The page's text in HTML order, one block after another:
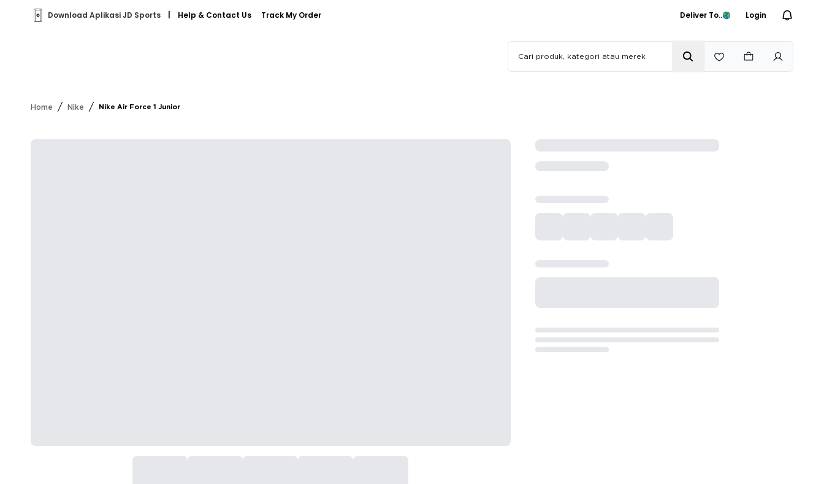
Download Aplikasi JD Sports Help & Contact Us Track My Order Deliver To.. Login
Home / Nike / Nike Air Force 1 Junior